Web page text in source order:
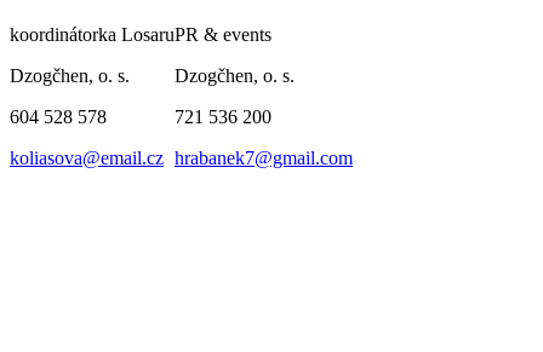
koordinátorka Losaru
Dzogčhen, o. s.
604 528 578
koliasova@email.cz
PR & events
Dzogčhen, o. s.
721 536 200
hrabanek7@gmail.com